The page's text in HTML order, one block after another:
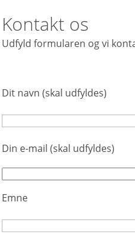
Kontakt os
Udfyld formularen og vi
Dit navn (skal udfyldes)
Din e-mail (skal udfyldes)
Emne